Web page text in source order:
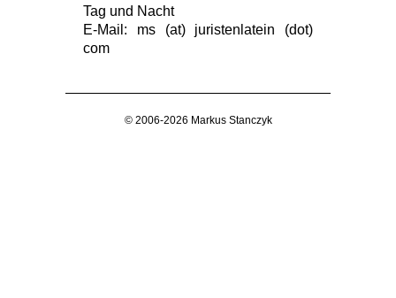
Tag und Nacht
E-Mail: ms (at) juristenlatein (dot)
com
© 2006-2026 Markus Stanczyk